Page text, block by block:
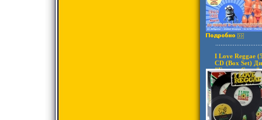
I Love Reggae
CD (Box Set)
"Группа Союз",
Лицензионные
Импортное